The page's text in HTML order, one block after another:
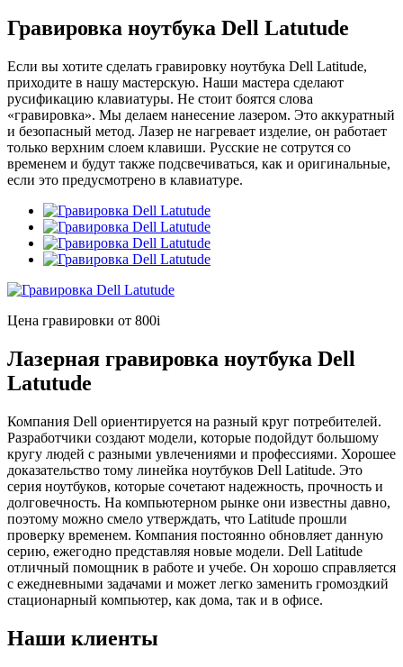
Гравировка ноутбука Dell Latutude
Если вы хотите сделать гравировку ноутбука Dell Latitude,
приходите в нашу мастерскую. Наши мастера сделают
русификацию клавиатуры. Не стоит боятся слова
«гравировка». Мы делаем нанесение лазером. Это аккуратный
и безопасный метод. Лазер не нагревает изделие, он работает
только верхним слоем клавиши. Русские не сотрутся со
временем и будут также подсвечиваться, как и оригинальные,
если это предусмотрено в клавиатуре.
Цена гравировки от 800i
Лазерная гравировка ноутбука Dell
Latutude
Компания Dell ориентируется на разный круг потребителей.
Разработчики создают модели, которые подойдут большому
кругу людей с разными увлечениями и профессиями. Хорошее
доказательство тому линейка ноутбуков Dell Latitude. Это
серия ноутбуков, которые сочетают надежность, прочность и
долговечность. На компьютерном рынке они известны давно,
поэтому можно смело утверждать, что Latitude прошли
проверку временем. Компания постоянно обновляет данную
серию, ежегодно представляя новые модели. Dell Latitude
отличный помощник в работе и учебе. Он хорошо справляется
с ежедневными задачами и может легко заменить громоздкий
стационарный компьютер, как дома, так и в офисе.
Наши клиенты